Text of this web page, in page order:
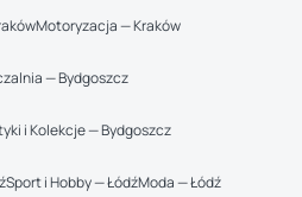
Motoryzacja — Kraków
— Bydgoszcz
i Kolekcje — Bydgoszcz
Sport i Hobby — ŁódźModa — Łódź